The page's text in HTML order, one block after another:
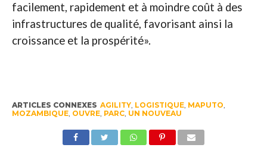
facilement, rapidement et à moindre coût à des
infrastructures de qualité, favorisant ainsi la
croissance et la prospérité».
ARTICLES CONNEXES AGILITY, LOGISTIQUE, MAPUTO,
MOZAMBIQUE, OUVRE, PARC, UN NOUVEAU